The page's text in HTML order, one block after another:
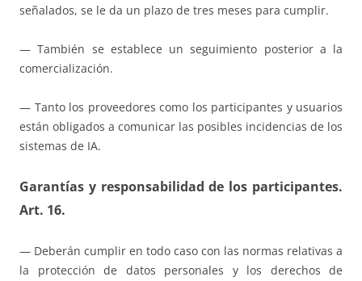
señalados, se le da un plazo de tres meses para cumplir.
— También se establece un seguimiento posterior a la
comercialización.
— Tanto los proveedores como los participantes y usuarios
están obligados a comunicar las posibles incidencias de los
sistemas de IA.
Garantías y responsabilidad de los participantes.
Art. 16.
— Deberán cumplir en todo caso con las normas relativas a
la protección de datos personales y los derechos de